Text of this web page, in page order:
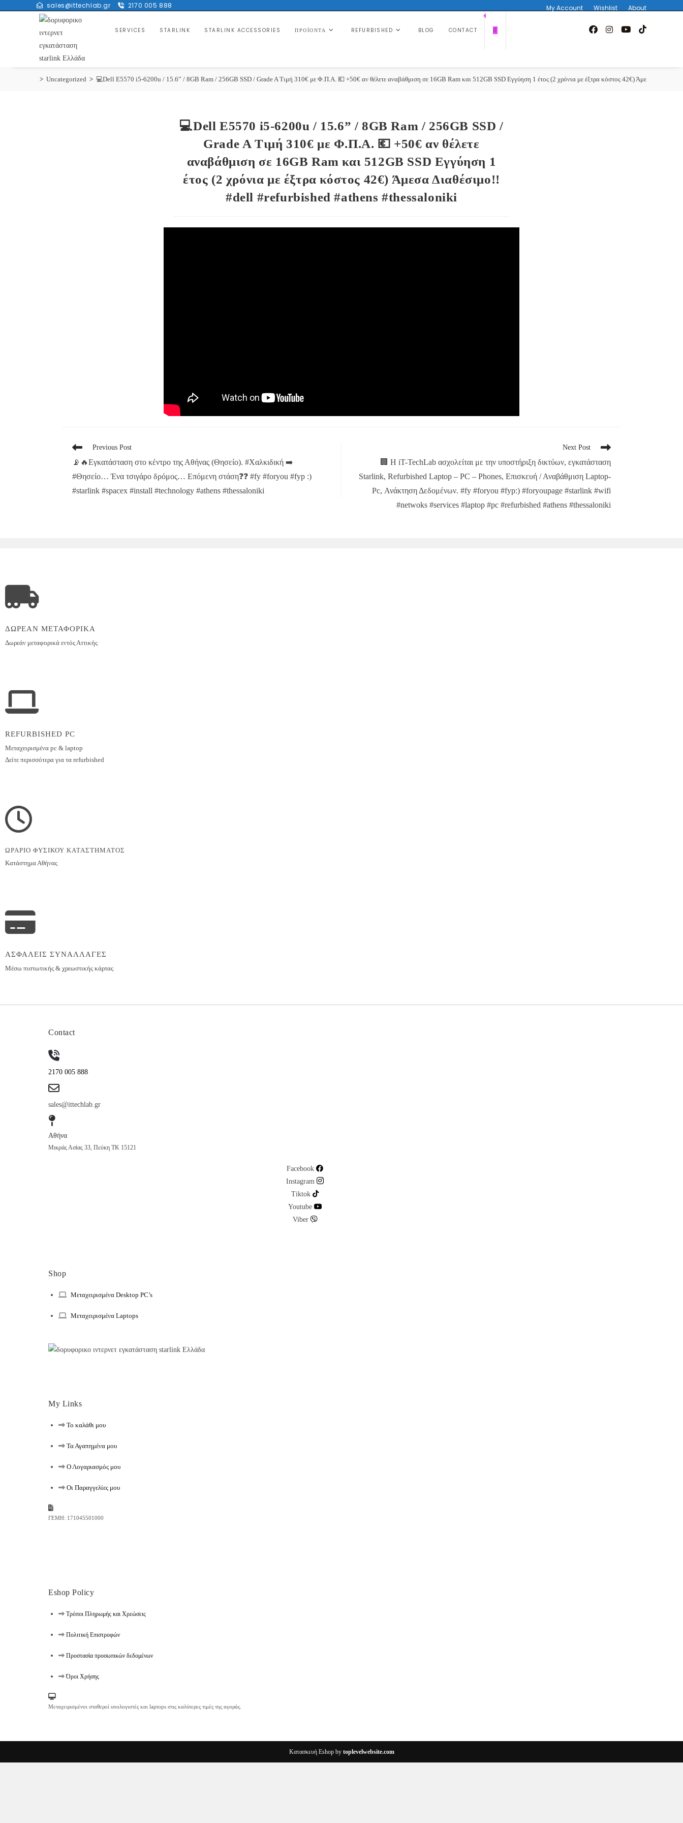
My Account Wishlist About
sales@ittechlab.gr 2170 005 888
SERVICES STARLINK STARLINK ACCESSORIES ΠΡΟΪΌΝΤΑ REFURBISHED BLOG CONTACT 0
> Uncategorized > 💻Dell E5570 i5-6200u / 15.6” / 8GB Ram / 256GB SSD / Grade A Τιμή 310€ με Φ.Π.Α. 💶 +50€ αν θέλετε αναβάθμιση σε 16GB Ram και 512GB SSD Εγγύηση 1 έτος (2 χρόνια με έξτρα κόστος 42€) Άμεσα
💻Dell E5570 i5-6200u / 15.6” / 8GB Ram / 256GB SSD /
Grade A Τιμή 310€ με Φ.Π.Α. 💶 +50€ αν θέλετε
αναβάθμιση σε 16GB Ram και 512GB SSD Εγγύηση 1
έτος (2 χρόνια με έξτρα κόστος 42€) Άμεσα Διαθέσιμο!!
#dell #refurbished #athens #thessaloniki
Read
articles
Previous Post
📡🔥Εγκατάσταση στο κέντρο της Αθήνας (Θησείο). #Χαλκιδική ➡️
#Θησείο… Ένα τσιγάρο δρόμος… Επόμενη στάση❓❓ #fy #foryou #fyp :)
#starlink #spacex #install #technology #athens #thessaloniki
Next Post
🏢 Η iT-TechLab ασχολείται με την υποστήριξη δικτύων, εγκατάσταση
Starlink, Refurbished Laptop – PC – Phones, Επισκευή / Αναβάθμιση Laptop-
Pc, Ανάκτηση Δεδομένων. #fy #foryou #fyp:) #foryoupage #starlink #wifi
#netwoks #services #laptop #pc #refurbished #athens #thessaloniki
ΔΩΡΕΑΝ ΜΕΤΑΦΟΡΙΚΑ
Δωρεάν μεταφορικά εντόςΑττικής
REFURBISHED PC
Μεταχειρισμένα pc & laptop
Δείτε περισσότερα για τα refurbished
ΩΡΑΡΙΟ ΦΥΣΙΚΟΥ ΚΑΤΑΣΤΗΜΑΤΟΣ
Κατάστημα Αθήνας
ΑΣΦΑΛΕΙΣ ΣΥΝΑΛΛΑΓΕΣ
Μέσω πιστωτικής & χρεωστικής κάρτας
Contact
2170 005 888
sales@ittechlab.gr
Αθήνα
Μικράς Ασίας 33, Πεύκη ΤΚ 15121
Facebook
Instagram
Tiktok
Youtube
Viber
Shop
Μεταχειρισμένα Desktop PC’s
Μεταχειρισμένα Laptops
My Links
Το καλάθι μου
Τα Αγαπημένα μου
Ο Λογαριασμός μου
Οι Παραγγελίες μου
ΓΕΜΗ: 171045501000
Eshop Policy
Τρόποι Πληρωμής και Χρεώσεις
Πολιτική Επιστροφών
Προστασία προσωπικών δεδομένων
Όροι Χρήσης
Μεταχειρισμένοι σταθεροί υπολογιστές και laptops στις καλύτερες τιμές της αγοράς.
Κατασκευή Eshop by toplevelwebsite.com